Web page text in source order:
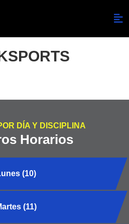
DÍA Y DISCIPLINA
Horarios
(10)
(11)